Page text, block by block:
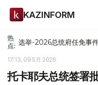
KAZINFORM
热
点: 选举-2026总统府任免事
17:13, 09 5月 2026
托卡耶夫总统签署